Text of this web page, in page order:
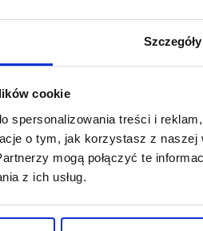
Szczegóły
cookie
spersonalizowania treści i
o tym, jak korzystasz z naszej
mogą połączyć te
z ich usług.
dwóch tygodni wakacji
kreatywne warsztaty
aż 15 godzin
do 15 czerwca nasi
informacjitutaj.
języku angielskim
na autorskie spotkanie z